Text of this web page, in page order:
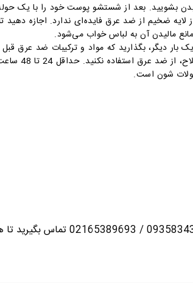
بشویید. بعد از شستشو پوست خود را با یک
ضخیم از ضد عرق فایده‌ای ندارد. اجازه دهید
مالیدن آن به لباس خواب می‌شود.
دیگر، بگذارید که مواد و ترکیبات ضد عرق قبل
خشک شود. این کار را هر شب
شون است.
تماس بگیرید تا